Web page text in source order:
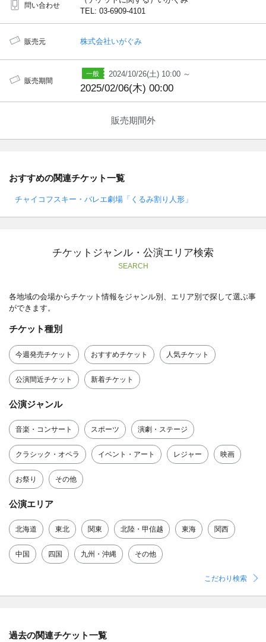
問い合わせ
TEL: 03-6909-4101
販売元 株式会社いがぐみ
販売期間
2024/10/26(土) 10:00 ～
2025/02/06(木) 00:00
販売期間外
おすすめの関連チケット一覧
チャイコフスキー・バレエ劇場「くるみ割り人形」
チケットジャンル・公演エリア検索
SEARCH
各地域の会場からチケット情報をジャンル別、エリア別で探して選ぶ事
ができます。
チケット種別
今週発売チケット おすすめチケット 人気チケット
公演間近チケット 新着チケット
公演ジャンル
音楽・コンサート スポーツ 演劇・ステージ
クラシック・オペラ イベント・アート レジャー 映画
お祭り その他
公演エリア
北海道 東北 関東 北陸・甲信越 東海 関西
中国 四国 九州・沖縄 その他
こだわり検索
過去の関連チケット一覧